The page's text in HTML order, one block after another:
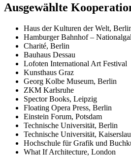
Ausgewählte
Haus der Kulturen der Welt,
Hamburger Bahnhof –
Charité, Berlin
Bauhaus Dessau
Lofoten International Art Festival
Kunsthaus Graz
Georg Kolbe Museum, Berlin
ZKM Karlsruhe
Spector Books, Leipzig
Floating Opera Press, Berlin
Einstein Forum, Potsdam
Technische Universität, Berlin
Technische Universität,
Hochschule für Grafik und
What If Architecture, London